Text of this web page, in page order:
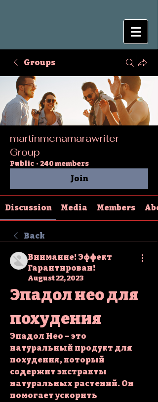
Groups
martinmcnamarawriter
Group
Public · 240 members
Join
Discussion Media Members
Back
Внимание! Эффект
Гарантирован!
August 22, 2023
Эпадол нео для
похудения
Эпадол Нео – это
натуральный продукт для
похудения, который
содержит экстракты
натуральных растений. Он
помогает ускорить